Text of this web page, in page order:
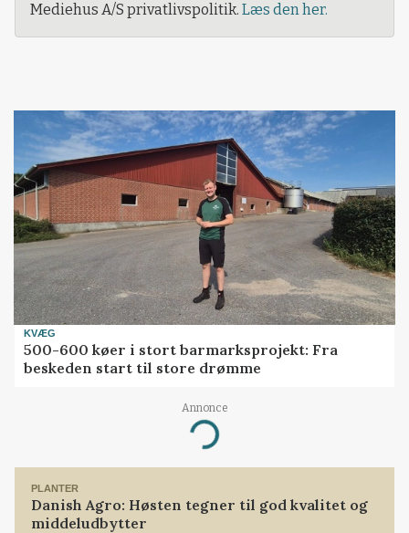
Mediehus A/S privatlivspolitik. Læs den her.
KVÆG
500-600 køer i stort barmarksprojekt: Fra
beskeden start til store drømme
Annonce
Loading...
PLANTER
Danish Agro: Høsten tegner til god kvalitet og
middeludbytter